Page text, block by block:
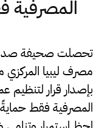
المصرفية
تحصلت صحيفة صدى
مصرف ليبيا المركزي
بإصدار قرار لتنظيم
المصرفية فقط